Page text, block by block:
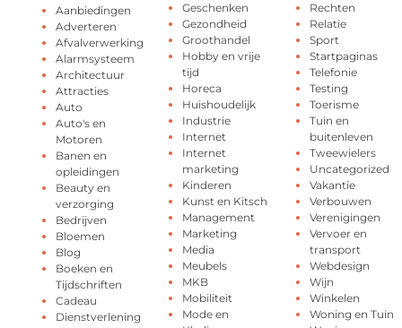
Aanbiedingen
Adverteren
Afvalverwerking
Alarmsysteem
Architectuur
Attracties
Auto
Auto's en
Motoren
Banen en
opleidingen
Beauty en
verzorging
Bedrijven
Bloemen
Blog
Boeken en
Tijdschriften
Cadeau
Dienstverlening
Geschenken
Gezondheid
Groothandel
Hobby en vrije
tijd
Horeca
Huishoudelijk
Industrie
Internet
Internet
marketing
Kinderen
Kunst en Kitsch
Management
Marketing
Media
Meubels
MKB
Mobiliteit
Mode en
Rechten
Relatie
Sport
Startpaginas
Telefonie
Testing
Toerisme
Tuin en
buitenleven
Tweewielers
Uncategorized
Vakantie
Verbouwen
Verenigingen
Vervoer en
transport
Webdesign
Wijn
Winkelen
Woning en Tuin